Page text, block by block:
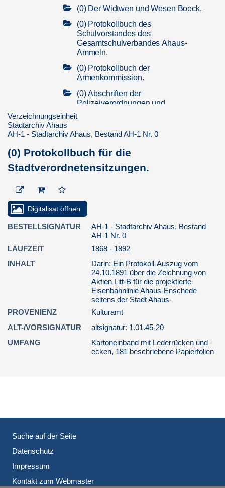
(0) Der Widtwen und Wesen Boeck.
(0) Protokollbuch des
Schulvorstandes des
Gesamtschulverbandes Ahaus-
Ammeln.
(0) Protokollbuch der
Armenkommission.
(0) Abschriften der
Polizeiverordnungen und
Gerechtsame der Stadt Ahaus.
Ahaus oder Wigboldt Ahaus von
1572 in einer Abschrift Ende des ...
06. Einwohnermeldewesen
07. Ordnungswesen
08. Militärwesen
08. Energieversorgung
09. Beseitigung von Kriegsschäden
09. Beseitigung von Kriegsschäden
09. Fremdenverkehrsförderung
10. Ordnungswesen
10. Bauwesen
Verzeichnungseinheit
Stadtarchiv Ahaus
AH-1 - Stadtarchiv Ahaus, Bestand AH-1 Nr. 0
(0) Protokollbuch für die
Stadtverordnetensitzungen.
Digitalisat öffnen
BESTELLSIGNATUR
AH-1 - Stadtarchiv Ahaus, Bestand
AH-1 Nr. 0
LAUFZEIT
1868 - 1892
INHALT
Darin: Ein Protokoll-Auszug vom
24.10.1891 über die Zeichnung von
Aktien Litt-B für die projektierte
Eisenbahnlinie Ahaus-Enschede
seitens der Stadt Ahaus-
PROVENIENZ
Kulturamt
ALT-/VORSIGNATUR
altsignatur: 1.01.45-20
UMFANG
Kartoneinband mit Lederrücken und -
ecken, 181 beschriebene Papierfolien
Suche auf der Seite
Datenschutz
Impressum
Kontakt zum Webmaster